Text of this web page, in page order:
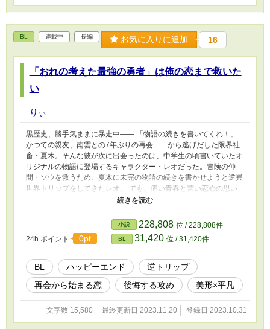
BL 連載中 長編 お気に入りに追加 16
「おれの考えた最強の勇者」は俺の恋まで救いた
い
りぃ
黒歴史、勝手気ままに暴走中―― 「物語の続きを書いてくれ！」
かつての親友、南雲との7年ぶりの再会……から逃げだした限界社
畜・夏木。そんな彼が次に出会ったのは、中学生の頃書いていたオ
リジナルの物語に登場するキャラクター・レオだった。冒険の仲
間・ソウを救うため、夏木に未完の物語の続きを書かせようと逆異
世界トリップをしてきたレオ。 でも、痛い青春と苦い恋心の思い
出を呼び覚ます……「黒歴史」の最たる象徴であるその物語のつづ
黒歴史になった男の話。 「だから、もう……いい加減、あいつの
こと好きなのやめたいんだってば」 ―― 過去主人公の夢を折った
ポンコツヒーロー×元ドリーマーな限界リーマン
24h.ポイント 0pt
小説 228,808 位 / 228,808件
BL 31,420 位 / 31,420件
BL ハッピーエンド
逆トリップ
再会から始まる恋
後悔する攻め 美形×平凡
文字数 15,580 最終更新日 2023.11.20 登録日 2023.10.31